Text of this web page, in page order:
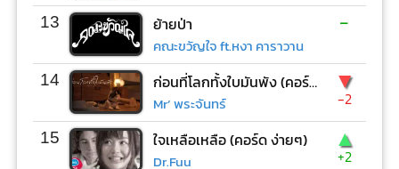
13 ย้ายป่า
คณะขวัญใจ ft.หงา คาราวาน
-
14 ก่อนที่โลกทั้งใบมันพัง (คอร์ด ง่ายๆ)
Mr’ พระจันทร์
▼
-2
15 ใจเหลือเหลือ (คอร์ด ง่ายๆ)
Dr.Fuu
▲
+2